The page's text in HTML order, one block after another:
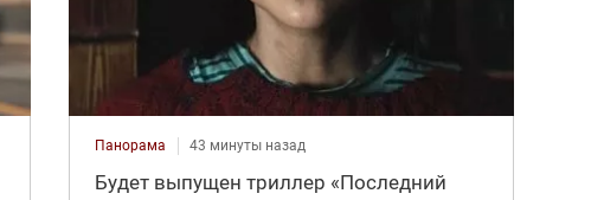
Панорама 43 минуты назад
Будет выпущен триллер «Последний